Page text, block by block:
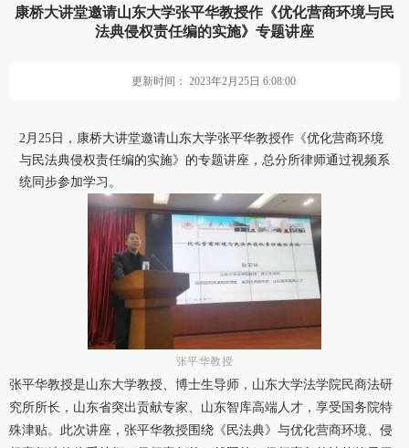
康桥党建
康桥法治研究院
康桥出版
康桥大讲堂邀请山东大学张平华教授作《优化营商环境与民
法典侵权责任编的实施》专题讲座
更新时间： 2023年2月25日 6:08:00
2月25日，康桥大讲堂邀请山东大学张平华教授作《优化营商环境
与民法典侵权责任编的实施》的专题讲座，总分所律师通过视频系
统同步参加学习。
张平华教授
张平华教授是山东大学教授、博士生导师，山东大学法学院民商法研
究所所长，山东省突出贡献专家、山东智库高端人才，享受国务院特
殊津贴。此次讲座，张平华教授围绕《民法典》与优化营商环境、侵